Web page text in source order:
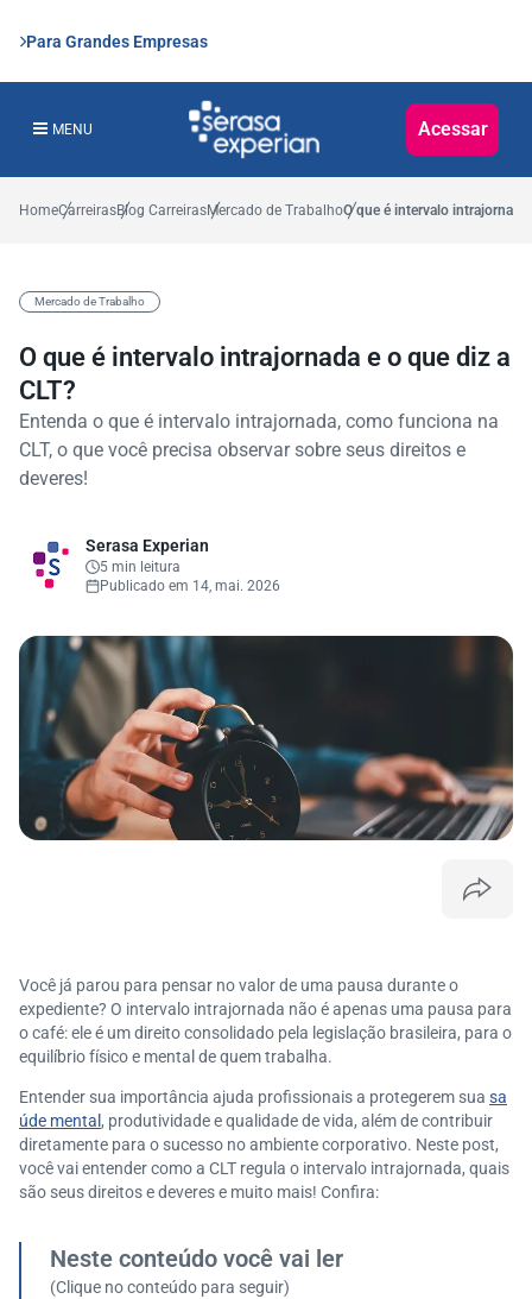
Para Grandes Empresas
MENU Acessar
HomeCarreirasBlog CarreirasMercado de TrabalhoO que é intervalo intrajornada
Mercado de Trabalho
O que é intervalo intrajornada e o que diz a
CLT?
Entenda o que é intervalo intrajornada, como funciona na
CLT, o que você precisa observar sobre seus direitos e
deveres!
Serasa Experian
5 min leitura
Publicado em 14, mai. 2026
Você já parou para pensar no valor de uma pausa durante o
expediente? O intervalo intrajornada não é apenas uma pausa para
o café: ele é um direito consolidado pela legislação brasileira, para o
equilíbrio físico e mental de quem trabalha.
Entender sua importância ajuda profissionais a protegerem sua sa
úde mental , produtividade e qualidade de vida, além de contribuir
diretamente para o sucesso no ambiente corporativo. Neste post,
você vai entender como a CLT regula o intervalo intrajornada, quais
são seus direitos e deveres e muito mais! Confira:
Neste conteúdo você vai ler
(Clique no conteúdo para seguir)